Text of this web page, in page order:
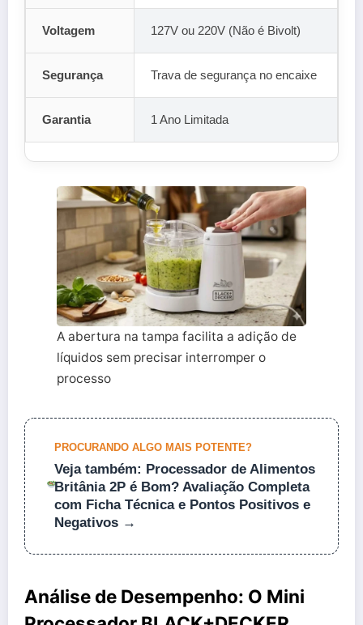
Voltagem 127V ou 220V (Não é Bivolt)
Segurança Trava de segurança no encaixe
Garantia 1 Ano Limitada
A abertura na tampa facilita a adição de
líquidos sem precisar interromper o
processo
PROCURANDO ALGO MAIS POTENTE?
Veja também: Processador de Alimentos
Britânia 2P é Bom? Avaliação Completa
com Ficha Técnica e Pontos Positivos e
Negativos →
Análise de Desempenho: O Mini